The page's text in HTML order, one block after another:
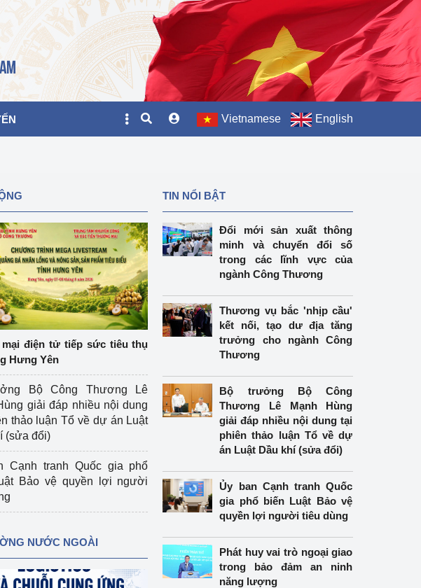
Vietnamese English
điện tử tiếp sức tiêu thụ
Hưng Yên
Bộ Công Thương Lê
giải đáp nhiều nội dung
thảo luận Tổ về dự án Luật
(sửa đổi)
Cạnh tranh Quốc gia phổ
Bảo vệ quyền lợi người
NƯỚC NGOÀI
TIN NỔI BẬT
Đổi mới sản xuất thông
minh và chuyển đổi số
trong các lĩnh vực của
ngành Công Thương
Thương vụ bắc 'nhịp cầu'
kết nối, tạo dư địa tăng
trưởng cho ngành Công
Thương
Bộ trưởng Bộ Công
Thương Lê Mạnh Hùng
giải đáp nhiều nội dung tại
phiên thảo luận Tổ về dự
án Luật Dầu khí (sửa đổi)
Ủy ban Cạnh tranh Quốc
gia phổ biến Luật Bảo vệ
quyền lợi người tiêu dùng
Phát huy vai trò ngoại giao
trong bảo đảm an ninh
năng lượng